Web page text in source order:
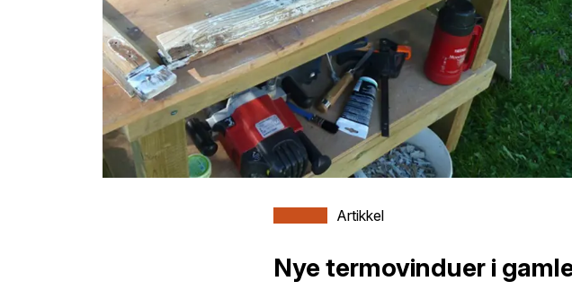
Artikkel
Nye termovinduer i